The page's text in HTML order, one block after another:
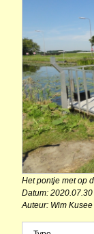
Het pontje met op
Datum: 2020.07.30
Auteur: Wim Kusee